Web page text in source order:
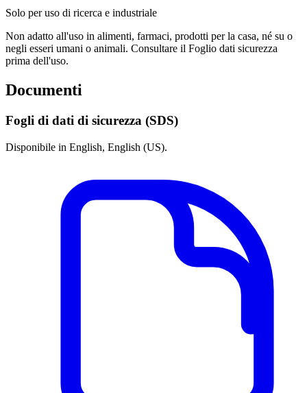
Solo per uso di ricerca e industriale
Non adatto all'uso in alimenti, farmaci, prodotti per la casa, né su o
negli esseri umani o animali. Consultare il Foglio dati sicurezza
prima dell'uso.
Documenti
Fogli di dati di sicurezza (SDS)
Disponibile in English, English (US).